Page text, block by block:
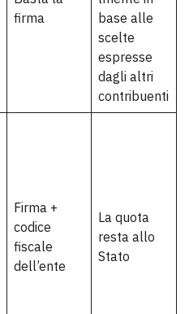
firma
base alle
scelte
espresse
dagli altri
contribuenti
Firma +
codice
fiscale
dell’ente
La quota
resta allo
Stato